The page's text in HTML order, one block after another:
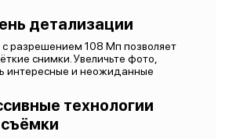
детализации
разрешением 108 Мп позволяет
снимки. Увеличьте фото,
интересные и неожиданные
технологии